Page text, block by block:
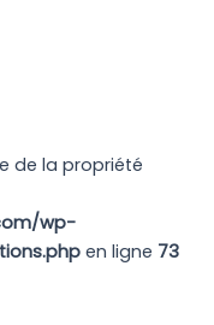
de la propriété
wp-
en ligne 73